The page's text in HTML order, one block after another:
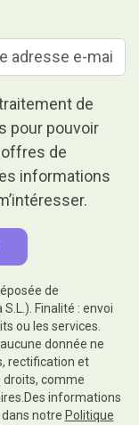
de
pour pouvoir
de
informations
de
Finalité : envoi
ou les services.
donnée ne
rectification et
droits, comme
informations
notre Politique